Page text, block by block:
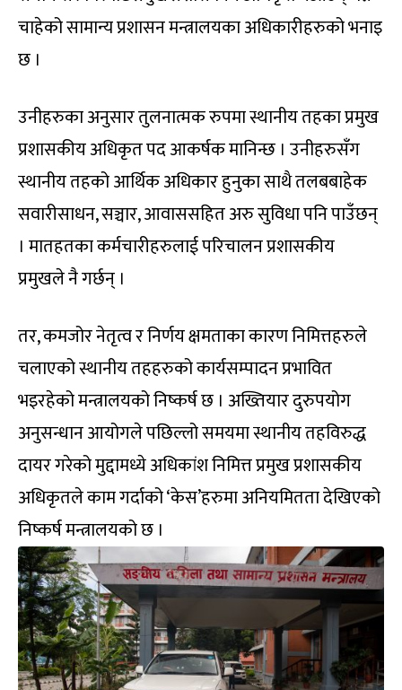
चाहेको सामान्य प्रशासन मन्त्रालयका अधिकारीहरुको भनाइ
छ ।
उनीहरुका अनुसार तुलनात्मक रुपमा स्थानीय तहका प्रमुख
प्रशासकीय अधिकृत पद आकर्षक मानिन्छ । उनीहरुसँग
स्थानीय तहको आर्थिक अधिकार हुनुका साथै तलबबाहेक
सवारीसाधन, सञ्चार, आवाससहित अरु सुविधा पनि पाउँछन्
। मातहतका कर्मचारीहरुलाई परिचालन प्रशासकीय
प्रमुखले नै गर्छन् ।
तर, कमजोर नेतृत्व र निर्णय क्षमताका कारण निमित्तहरुले
चलाएको स्थानीय तहहरुको कार्यसम्पादन प्रभावित
भइरहेको मन्त्रालयको निष्कर्ष छ । अख्तियार दुरुपयोग
अनुसन्धान आयोगले पछिल्लो समयमा स्थानीय तहविरुद्ध
दायर गरेको मुद्दामध्ये अधिकांश निमित्त प्रमुख प्रशासकीय
अधिकृतले काम गर्दाको ‘केस’हरुमा अनियमितता देखिएको
निष्कर्ष मन्त्रालयको छ ।